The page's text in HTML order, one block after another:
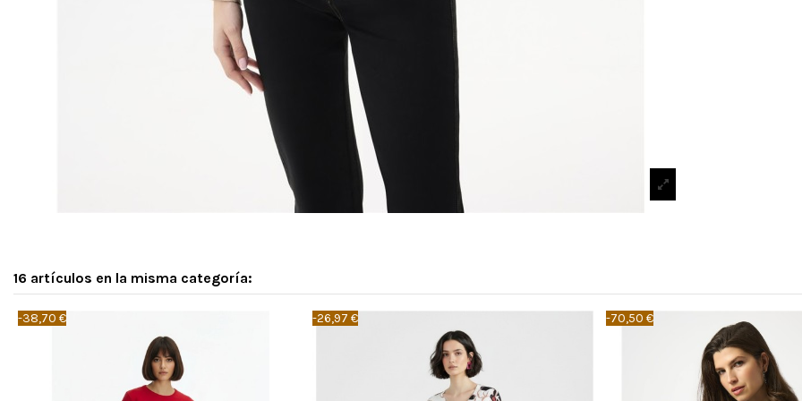
16 artículos en la misma categoría:
-38,70 € -26,97 € -70,50 €